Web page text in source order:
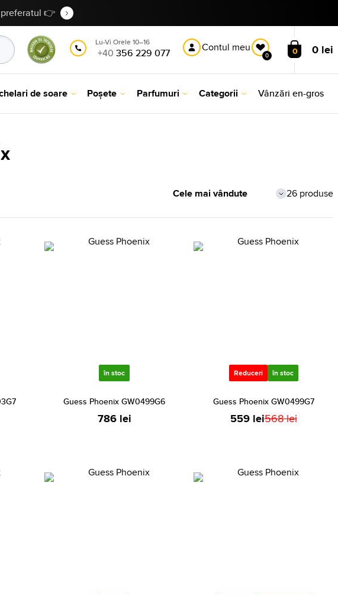
👉
Lu-Vi Orele 10–16
+40 356 229 077 Contul meu
0 0 0 lei
de soare Poșete Parfumuri Categorii Vânzări en-gros
26 produse
în stoc
Guess Phoenix GW0499G6
786 lei
Reduceri în stoc
Guess Phoenix GW0499G7
559 lei568 lei